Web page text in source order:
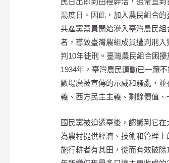
湯度日。因此，加入農民組合
共產黨黨員開始滲入臺灣農民
者，導致臺灣農組成員遭判刑
判10年徒刑。臺灣農民組合困
1934年，臺灣農民運動已一蹶
數場廣被宣傳的示威和騷亂，
義、西方民主主義、剩餘價值
國民黨被迫遷臺後，認識到它
為農村提供經濟、技術和管理
施行耕者有其田，從而有效破